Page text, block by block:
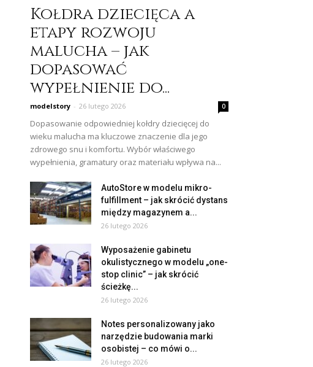
Kołdra dziecięca a
etapy rozwoju
malucha – jak
dopasować
wypełnienie do...
modelstory - 26 lutego 2026 0
Dopasowanie odpowiedniej kołdry dziecięcej do
wieku malucha ma kluczowe znaczenie dla jego
zdrowego snu i komfortu. Wybór właściwego
wypełnienia, gramatury oraz materiału wpływa na...
AutoStore w modelu mikro-
fulfillment – jak skrócić dystans
między magazynem a...
26 lutego 2026
Wyposażenie gabinetu
okulistycznego w modelu „one-
stop clinic” – jak skrócić
ścieżkę...
26 lutego 2026
Notes personalizowany jako
narzędzie budowania marki
osobistej – co mówi o...
26 lutego 2026